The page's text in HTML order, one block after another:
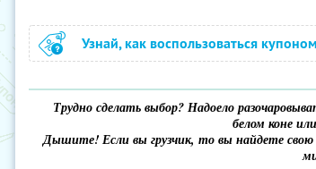
Узнай, как воспользоваться купоном
Трудно сделать выбор? Надоело
белом коне
Дышите! Если вы грузчик, то вы найдете